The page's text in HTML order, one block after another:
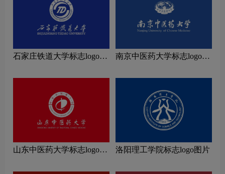
石家庄铁道大学标志logo图
南京中医药大学标志logo图
山东中医药大学标志logo图
洛阳理工学院标志logo图片